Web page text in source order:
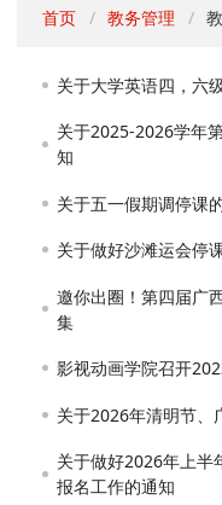
首页 教务管理
关于大学英语四，六
关于2025-2026学年
知
关于五一假期调停课
关于做好沙滩运会停
邀你出圈！第四届广
集
影视动画学院召开
关于2026年清明节、
关于做好2026年上半
报名工作的通知